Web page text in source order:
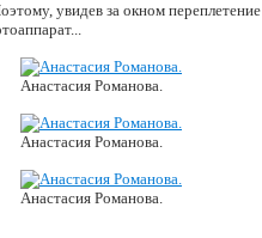
увидев за окном переплетение
Анастасия Романова.
Анастасия Романова.
Анастасия Романова.